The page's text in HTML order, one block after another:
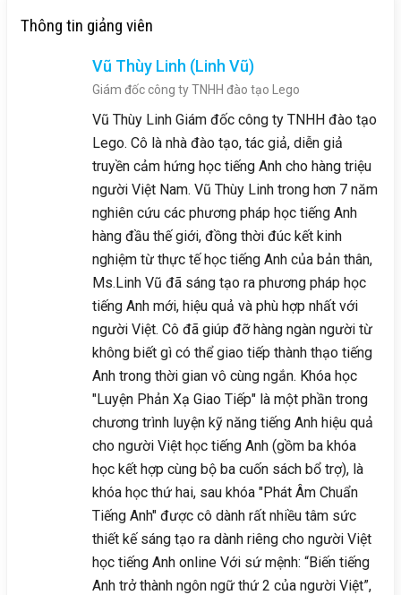
Thông tin giảng viên
Vũ Thùy Linh (Linh Vũ)
Giám đốc công ty TNHH đào tạo Lego
Vũ Thùy Linh Giám đốc công ty TNHH đào tạo
Lego. Cô là nhà đào tạo, tác giả, diễn giả
truyền cảm hứng học tiếng Anh cho hàng triệu
người Việt Nam. Vũ Thùy Linh trong hơn 7 năm
nghiên cứu các phương pháp học tiếng Anh
hàng đầu thế giới, đồng thời đúc kết kinh
nghiệm từ thực tế học tiếng Anh của bản thân,
Ms.Linh Vũ đã sáng tạo ra phương pháp học
tiếng Anh mới, hiệu quả và phù hợp nhất với
người Việt. Cô đã giúp đỡ hàng ngàn người từ
không biết gì có thể giao tiếp thành thạo tiếng
Anh trong thời gian vô cùng ngắn. Khóa học
"Luyện Phản Xạ Giao Tiếp" là một phần trong
chương trình luyện kỹ năng tiếng Anh hiệu quả
cho người Việt học tiếng Anh (gồm ba khóa
học kết hợp cùng bộ ba cuốn sách bổ trợ), là
khóa học thứ hai, sau khóa "Phát Âm Chuẩn
Tiếng Anh" được cô dành rất nhiều tâm sức
thiết kế sáng tạo ra dành riêng cho người Việt
học tiếng Anh online Với sứ mệnh: “Biến tiếng
Anh trở thành ngôn ngữ thứ 2 của người Việt”,